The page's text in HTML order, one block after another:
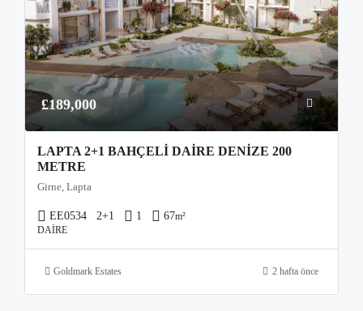
£189,000
LAPTA 2+1 BAHÇELI DAIRE DENIZE 200
METRE
Girne, Lapta
EE0534 2+1 1 67m²
DAIRE
Goldmark Estates 2 hafta önce